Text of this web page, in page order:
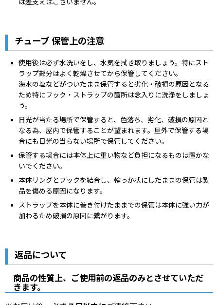
は差支えはございません。
チューブ 保管上の注意
使用後は必ず水洗いをし、水気を拭き取りましょう。特にスト
ラップ部分はよく乾燥させてから保管してください。
海水の塩などがついたまま保管すると劣化・破損の原因となる
ため特にフック・ストラップの箇所は念入りに洗浄をしましょ
う。
日光が当たる場所で保管すると、色落ち、劣化、破損の原因と
なる為、屋内で保管することが望まれます。屋外で保管する場
合にも日光の当らない場所で保管してください。
保管する場合には本体上に重い物など負担になるものは置かな
いでください。
本体リングとフックを結合し、輪っか状にしたままの保管は製
品を傷める原因になります。
ストラップを本体に巻き付けたままでの保管は本体に強い力が
加わるため破損の原因に繋がります。
返品について
商品の性質上、ご使用前の返品のみとさせていただ
きます。